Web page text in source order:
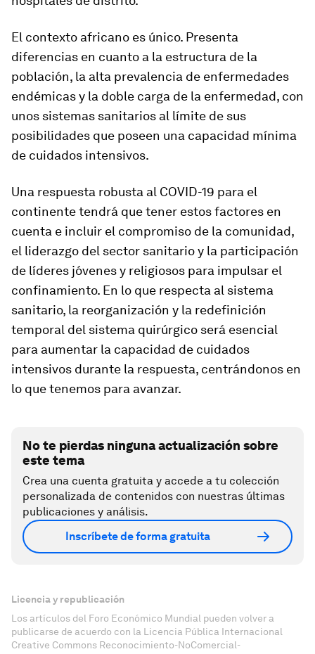
El contexto africano es único. Presenta
diferencias en cuanto a la estructura de la
población, la alta prevalencia de enfermedades
endémicas y la doble carga de la enfermedad, con
unos sistemas sanitarios al límite de sus
posibilidades que poseen una capacidad mínima
de cuidados intensivos.
Una respuesta robusta al COVID-19 para el
continente tendrá que tener estos factores en
cuenta e incluir el compromiso de la comunidad,
el liderazgo del sector sanitario y la participación
de líderes jóvenes y religiosos para impulsar el
confinamiento. En lo que respecta al sistema
sanitario, la reorganización y la redefinición
temporal del sistema quirúrgico será esencial
para aumentar la capacidad de cuidados
intensivos durante la respuesta, centrándonos en
lo que tenemos para avanzar.
No te pierdas ninguna actualización sobre
este tema
Crea una cuenta gratuita y accede a tu colección
personalizada de contenidos con nuestras últimas
publicaciones y análisis.
Inscríbete de forma gratuita
Licencia y republicación
Los artículos del Foro Económico Mundial pueden volver a
publicarse de acuerdo con la Licencia Pública Internacional
Creative Commons Reconocimiento-NoComercial-